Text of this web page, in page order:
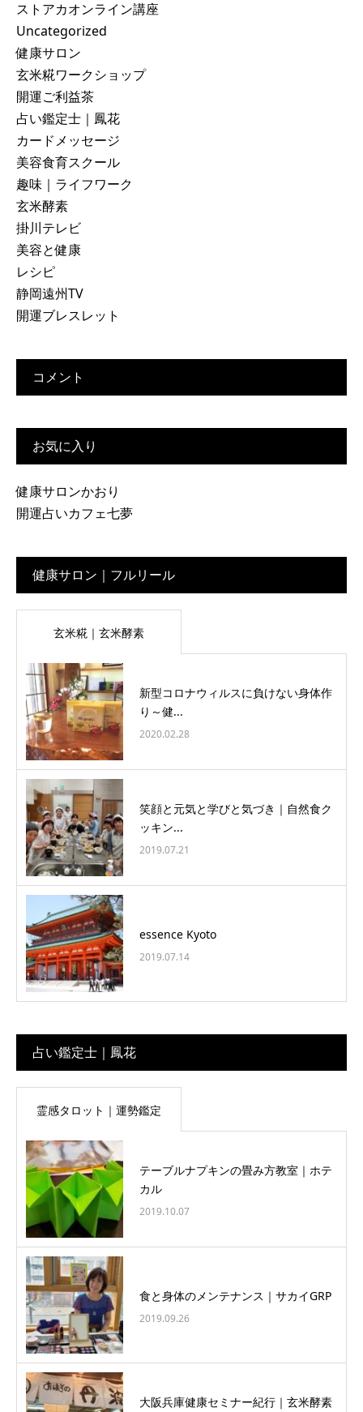
ストアカオンライン講座
Uncategorized
健康サロン
玄米糀ワークショップ
開運ご利益茶
占い鑑定士｜鳳花
カードメッセージ
美容食育スクール
趣味｜ライフワーク
玄米酵素
掛川テレビ
美容と健康
レシピ
静岡遠州TV
開運ブレスレット
コメント
お気に入り
健康サロンかおり
開運占いカフェ七夢
健康サロン｜フルリール
玄米糀｜玄米酵素
新型コロナウィルスに負けない身体作
り～健...
2020.02.28
笑顔と元気と学びと気づき｜自然食ク
ッキン...
2019.07.21
essence Kyoto
2019.07.14
占い鑑定士｜鳳花
霊感タロット｜運勢鑑定
テーブルナプキンの畳み方教室｜ホテ
カル
2019.10.07
食と身体のメンテナンス｜サカイGRP
2019.09.26
大阪兵庫健康セミナー紀行｜玄米酵素